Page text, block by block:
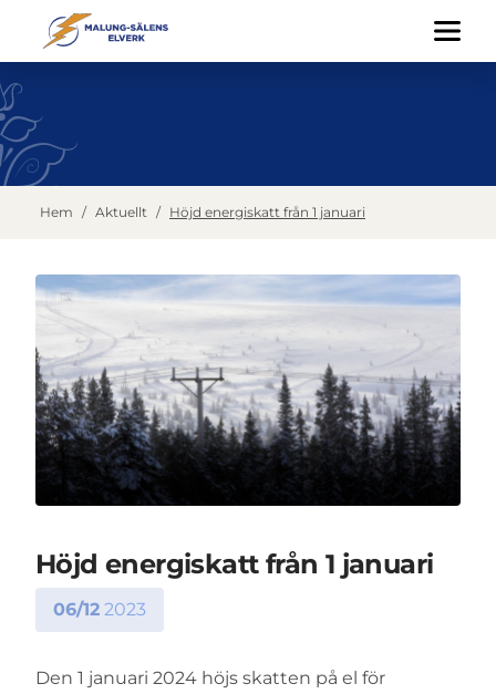
Hem / Aktuellt / Höjd energiskatt från 1 januari
Höjd energiskatt från 1 januari
06/12 2023
Den 1 januari 2024 höjs skatten på el för